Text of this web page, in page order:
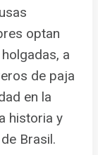
optan
a
de paja
en la
historia y
Brasil.